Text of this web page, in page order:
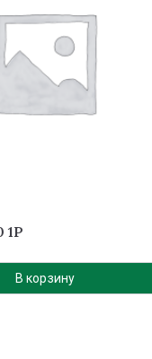
1P
В корзину